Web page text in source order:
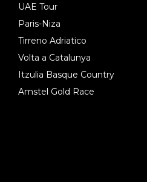
UAE Tour
Paris-Niza
Tirreno Adriatico
Volta a Catalunya
Itzulia Basque Country
Amstel Gold Race